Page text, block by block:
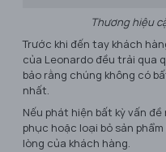
Thương hiệu
Trước khi đến tay khách
của Leonardo đều trải qua
bảo rằng chúng không có
nhất.
Nếu phát hiện bất kỳ vấn
phục hoặc loại bỏ sản
lòng của khách hàng.